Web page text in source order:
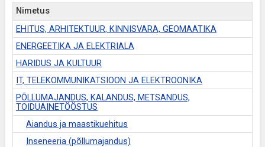
Nimetus
EHITUS, ARHITEKTUUR, KINNISVARA, GEOMAATIKA
ENERGEETIKA JA ELEKTRIALA
HARIDUS JA KULTUUR
IT, TELEKOMMUNIKATSIOON JA ELEKTROONIKA
PÕLLUMAJANDUS, KALANDUS, METSANDUS,
TOIDUAINETÖÖSTUS
Aiandus ja maastikuehitus
Inseneeria (põllumajandus)